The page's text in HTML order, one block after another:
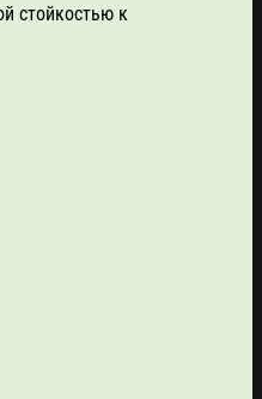
стойкостью к